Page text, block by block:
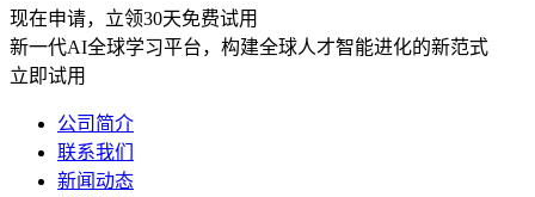
现在申请，立领30天免费试用
新一代AI全球学习平台，构建全球人才智能进化的新范式
立即试用
公司简介
联系我们
新闻动态